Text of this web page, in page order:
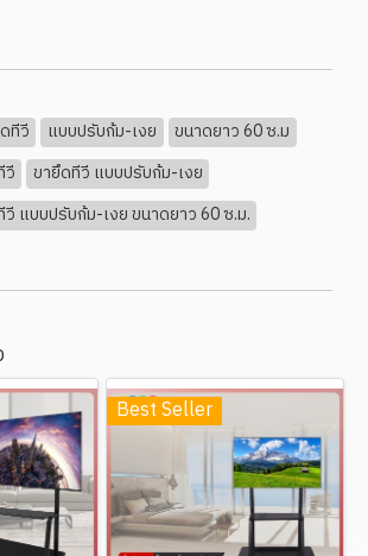
ทีวี แบบปรับก้ม-เงย
ขนาดยาว 60 ซ.ม
วี
ขายึดทีวี แบบปรับก้ม-เงย
วี แบบปรับก้ม-เงย ขนาดยาว 60 ซ.ม.
Best Seller